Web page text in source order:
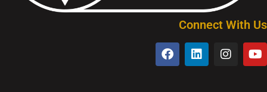
Connect With Us